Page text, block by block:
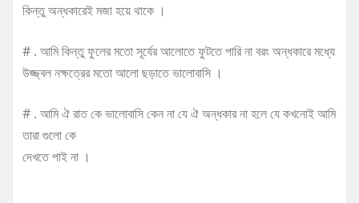
কিন্তু অন্ধকারেই মজা হয়ে থাকে ।
# . আমি কিন্তু ফুলের মতো সূর্যের আলোতে ফুটতে পারি না বরং অন্ধকারে মধ্যে
উজ্জ্বল নক্ষত্রের মতো আলো ছড়াতে ভালোবাসি ।
# . আমি ঐ রাত কে ভালোবাসি কেন না যে ঐ অন্ধকার না হলে যে কখনোই আমি
তারা গুলো কে
দেখতে পাই না ।